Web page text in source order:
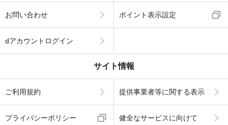
お問い合わせ ポイント表示設定
dアカウントログイン
サイト情報
ご利用規約 提供事業者等に関する表示
プライバシーポリシー 健全なサービスに向けて